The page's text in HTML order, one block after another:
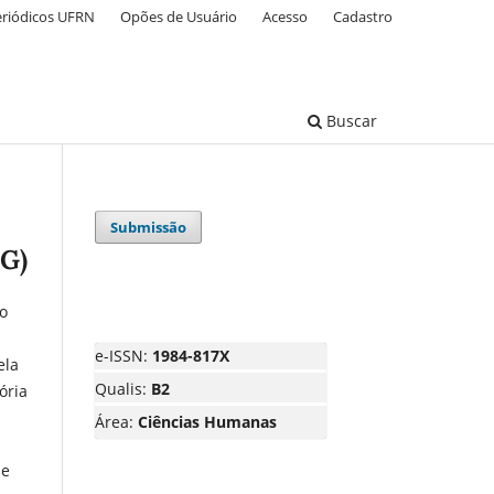
Buscar
UFRN Opões de Usuário Acesso Cadastro
Submissão
e-ISSN: 1984-817X
Qualis: B2
Área: Ciências Humanas